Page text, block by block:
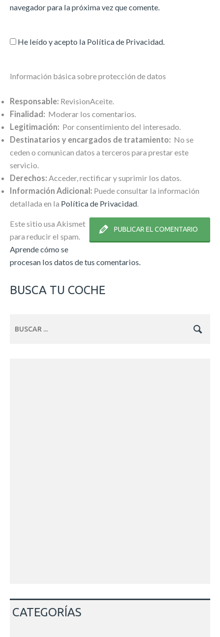
navegador para la próxima vez que comente.
He leído y acepto la Política de Privacidad.
Información básica sobre protección de datos
Responsable: RevisionAceite.
Finalidad: Moderar los comentarios.
Legitimación: Por consentimiento del interesado.
Destinatarios y encargados de tratamiento: No se
ceden o comunican datos a terceros para prestar este
servicio.
Derechos: Acceder, rectificar y suprimir los datos.
Información Adicional: Puede consultar la información
detallada en la Política de Privacidad
Este sitio usa Akismet
para reducir el spam.
Aprende cómo se
procesan los datos de tus comentarios.
BUSCA TU COCHE
CATEGORÍAS